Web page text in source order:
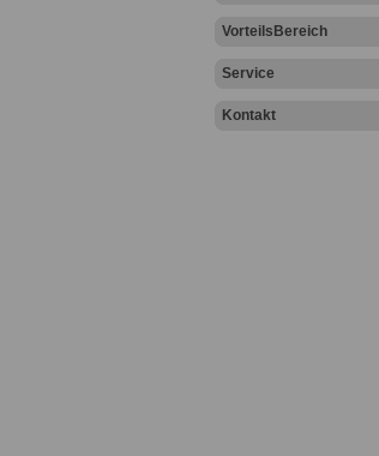
VorteilsBereich
Service
Kontakt